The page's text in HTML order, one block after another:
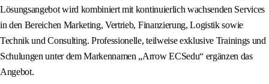
Lösungsangebot wird kombiniert mit kontinuierlich wachsenden Services
in den Bereichen Marketing, Vertrieb, Finanzierung, Logistik sowie
Technik und Consulting. Professionelle, teilweise exklusive Trainings und
Schulungen unter dem Markennamen „Arrow ECSedu“ ergänzen das
Angebot.